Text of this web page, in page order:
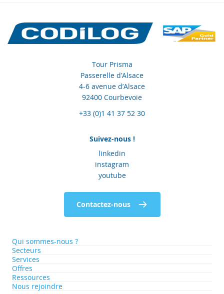
Tour Prisma
Passerelle d’Alsace
4-6 avenue d’Alsace
92400 Courbevoie
+33 (0)1 41 37 52 30
Suivez-nous !
linkedin
instagram
youtube
Contactez-nous
Qui sommes-nous ?
Secteurs
Services
Offres
Ressources
Nous rejoindre